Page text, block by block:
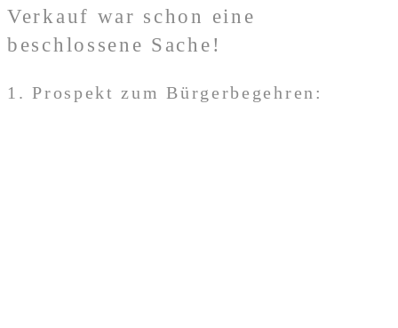
Verkauf war schon eine
beschlossene Sache!
1. Prospekt zum Bürgerbegehren: